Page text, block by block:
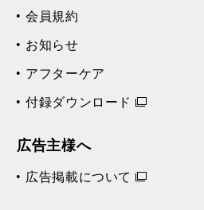
会員規約
お知らせ
アフターケア
付録ダウンロード
広告主様へ
広告掲載について